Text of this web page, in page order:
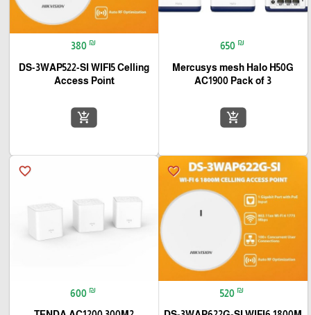
650 ₪
Mercusys mesh Halo H50G
AC1900 Pack of 3
add_shopping_cart
380 ₪
DS-3WAP522-SI WIFI5 Celling
Access Point
add_shopping_cart
favorite_border
520 ₪
favorite_border
600 ₪